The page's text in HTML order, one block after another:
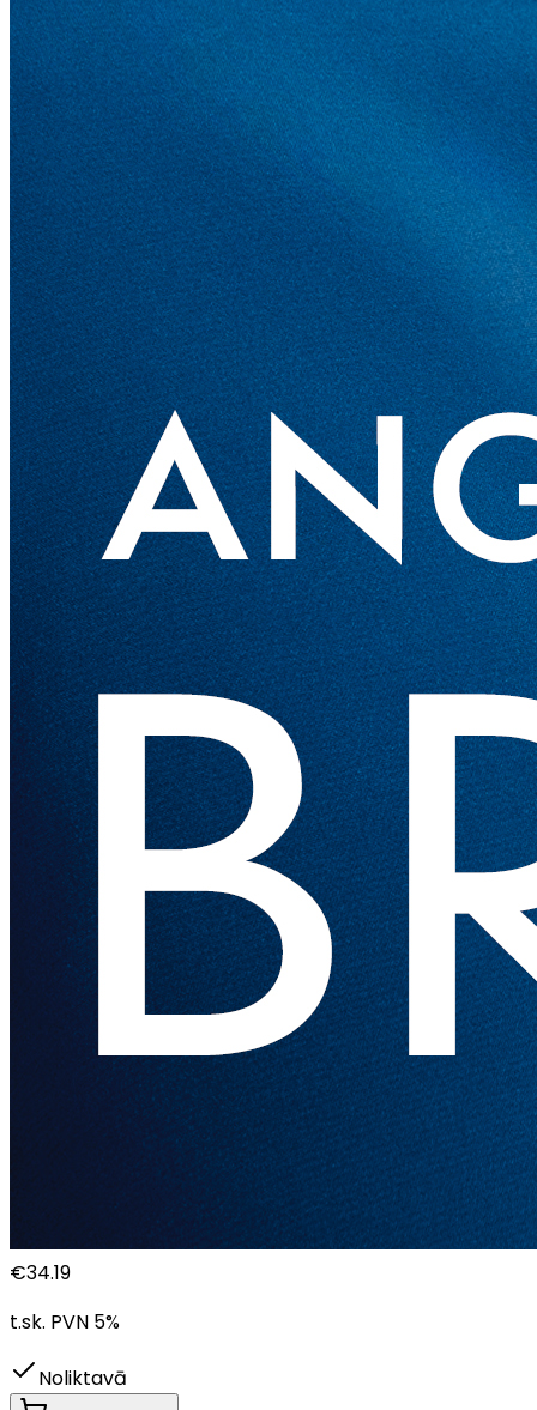
€34.19
t.sk. PVN 5%
Noliktavā